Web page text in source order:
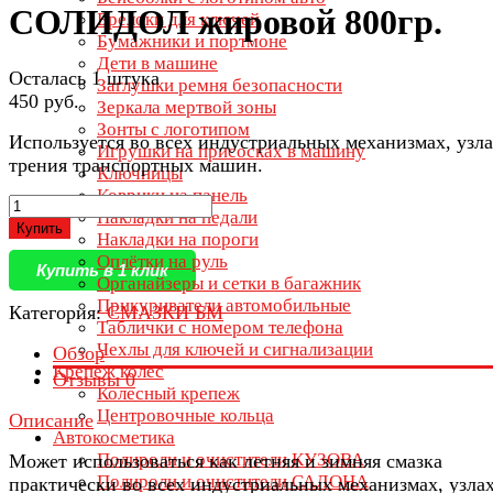
Брелоки для ключей
Бумажники и портмоне
Дети в машине
Заглушки ремня безопасности
Зеркала мертвой зоны
Зонты с логотипом
Игрушки на присосках в машину
Ключницы
Коврики на панель
Накладки на педали
Накладки на пороги
Оплётки на руль
Органайзеры и сетки в багажник
Прикуриватели автомобильные
Таблички с номером телефона
Чехлы для ключей и сигнализации
Крепеж колес
Колесный крепеж
Центровочные кольца
Автокосметика
Полироли и очистители КУЗОВА
Полироли и очистители САЛОНА
СОЛИДОЛ жировой 800гр.
Осталась 1 штука
450 руб.
Используется во всех индустриальных механизмах,
трения транспортных машин.
Купить
Купить в 1 клик
Категория:СМАЗКИ БМ
Обзор
Отзывы0
Описание
Может использоваться как летняя и зимняя смазка
практически во всех индустриальных механизмах,